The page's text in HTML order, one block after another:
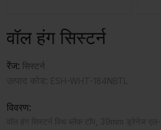
वॉल हंग सिस्टर्न
रेंज: सिस्टर्न
विवरण: